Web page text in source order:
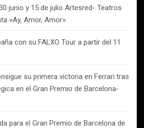
junio y 15 de julio Artesred- Teatros
«Ay, Amor, Amor»
con su FALXO Tour a partir del 11
su primera victoria en Ferrari tras
en el Gran Premio de Barcelona-
para el Gran Premio de Barcelona de